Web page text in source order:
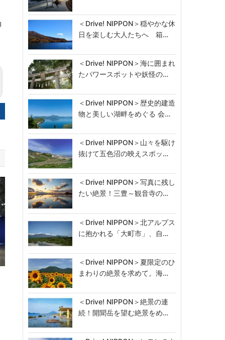
＜Drive! NIPPON＞穏やかな休
日を楽しむ大人たちへ 箱…
＜Drive! NIPPON＞海に囲まれ
たパワースポットや妖怪の…
＜Drive! NIPPON＞歴史的建造
物と美しい湖畔をめぐる 会…
＜Drive! NIPPON＞山々を駆け
抜けて五色沼の映えスポッ…
＜Drive! NIPPON＞写真に残し
たい絶景！三豊～観音寺の…
＜Drive! NIPPON＞北アルプス
に抱かれる「大町市」、自…
＜Drive! NIPPON＞夏限定のひ
まわりの絶景を求めて。海…
＜Drive! NIPPON＞絶景の連
続！開聞岳を望む絶景をめ…